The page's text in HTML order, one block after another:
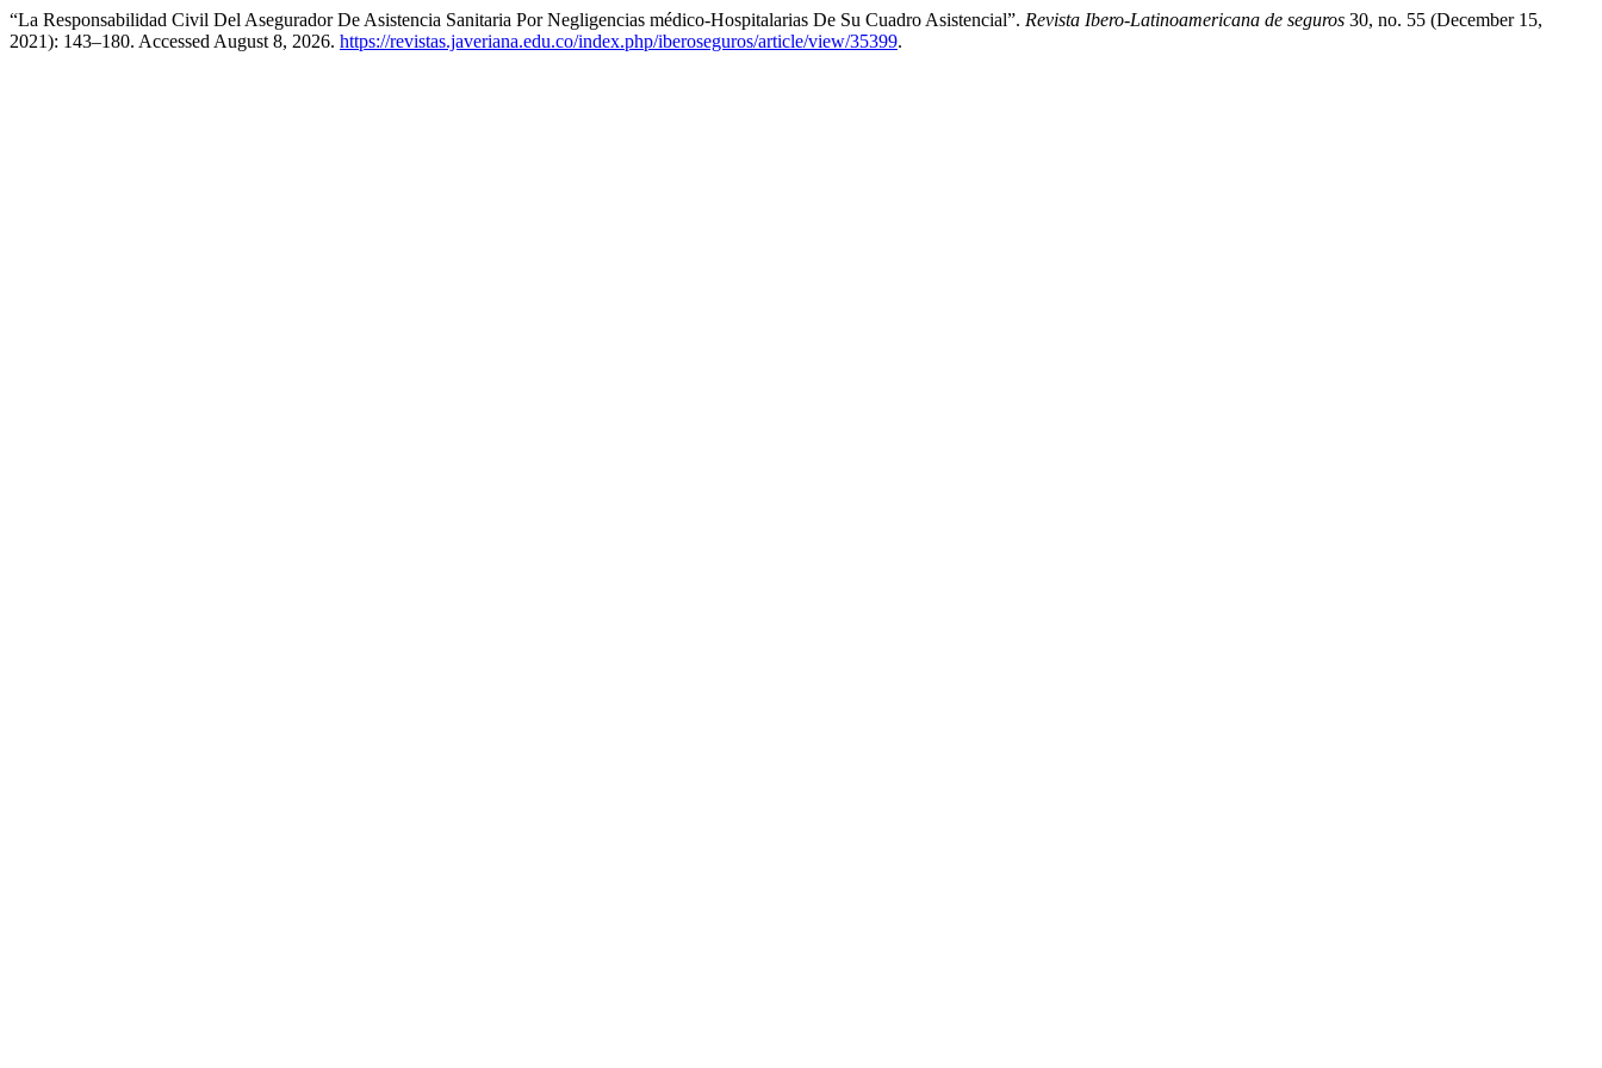
“La Responsabilidad Civil Del Asegurador De Asistencia Sanitaria Por Negligencias médico-Hospitalarias De Su Cuadro Asistencial”. Revista Ibero-Latinoamericana de seguros 30, no. 55 (December 15,
2021): 143–180. Accessed August 8, 2026. https://revistas.javeriana.edu.co/index.php/iberoseguros/article/view/35399.